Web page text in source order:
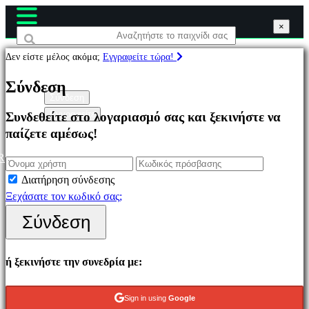
Παιχνίδια
Επιλεγμένο
Νέα
παιχνίδια
Παιχνίδια
παίξετε
δωρεάν
Σύνδεση
Εγγραφείτε
×
Δεν είστε μέλος ακόμα; Εγγραφείτε τώρα!
Σύνδεση
Συνδεθείτε στο λογαριασμό σας και ξεκινήστε να
παίζετε αμέσως!
Διατήρηση σύνδεσης
Ξεχάσατε τον κωδικό σας;
Σύνδεση
ή ξεκινήστε την συνεδρία με:
Sign in using Google
×
×